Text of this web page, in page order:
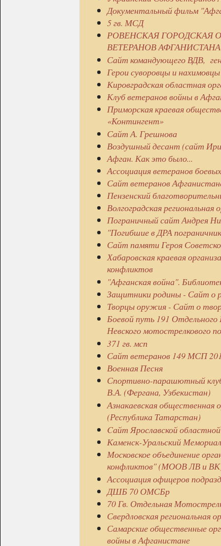
Документальный фильм
5 гв. МСД
РОВЕНСКАЯ ГОРОДСКАЯ
ВЕТЕРАНОВ АФГАНИСТАНА
Сайт командующего ВДВ,
Герои суворовцы и нахимовцы
Кировградская областная
Клуб ветеранов войны в
Приморская краевая
«Контингент»
Сайт А. Грешнова
Воздушный десант (сайт
Афган. Как это было...
Ассоциация ветеранов
Сайт ветеранов
Пензенский
Волгоградская региональная
Пограничный сайт Андрея
"Погибшие в ДРА
Сайт памяти Героя
Хабаровская краевая
конфликтов
"Афганская война".
Защитники родины - Сайт о
Творцы оружия - Сайт о
Боевой путь 191 Отдельного
Невского мотострелкового
371 гв. мсп
Сайт ветеранов 149 МСП
Военная Песня
Спортивно-парашютный клуб
В.А. (Фергана, Узбекистан)
Азнакаевская общественная
(Республика Татарстан)
Cайт Ярославской
Каменск-Уральский
Московское объединение
конфликтов" (МООВ ЛВ и
Ассоциация офицеров
ДШБ 70 ОМСБр
70 Гв. Отдельная
Свердловская региональная
Самарские общественные
войны в Афганистане